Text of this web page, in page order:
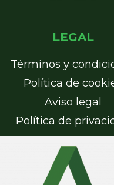
LEGAL
Términos y
Política de
Aviso legal
Política de